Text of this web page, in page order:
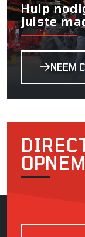
Hulp
juiste
NEEM